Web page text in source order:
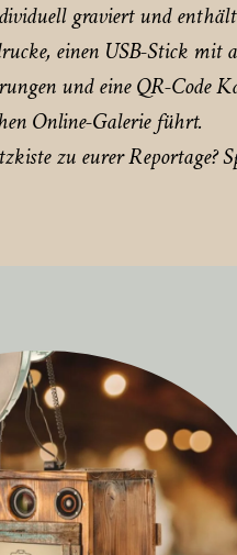
graviert und
einen USB-Stick mit
und eine QR-Code
Online-Galerie führt.
zu eurer Reportage?